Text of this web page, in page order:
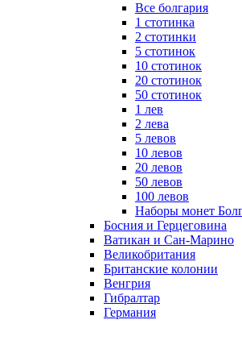
Все болгария
1 стотинка
2 стотинки
5 стотинок
10 стотинок
20 стотинок
50 стотинок
1 лев
2 лева
5 левов
10 левов
20 левов
50 левов
100 левов
Наборы монет
Босния и Герцеговина
Ватикан и Сан-Марино
Великобритания
Британские колонии
Венгрия
Гибралтар
Германия